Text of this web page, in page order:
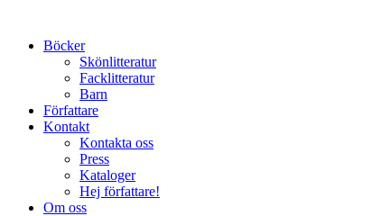
contentBöcker
Skönlitteratur
Facklitteratur
Barn
Författare
Kontakt
Kontakta oss
Press
Kataloger
Hej författare!
Om oss